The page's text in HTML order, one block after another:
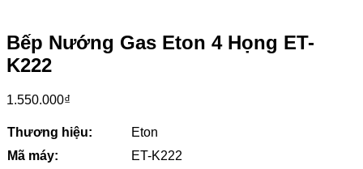
Bếp Nướng Gas Eton 4 Họng ET-
K222
1.550.000₫
Thương hiệu:
Eton
Mã máy:
ET-K222